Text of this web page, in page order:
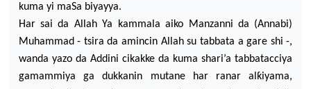
kuma yi maSa biyayya.
Har sai da Allah Ya kammala aiko Manzanni da (Annabi)
Muhammad - tsira da amincin Allah su tabbata a gare shi -,
wanda yazo da Addini cikakke da kuma shari’a tabbatacciya
gamammiya ga dukkanin mutane har ranar alƙiyama,